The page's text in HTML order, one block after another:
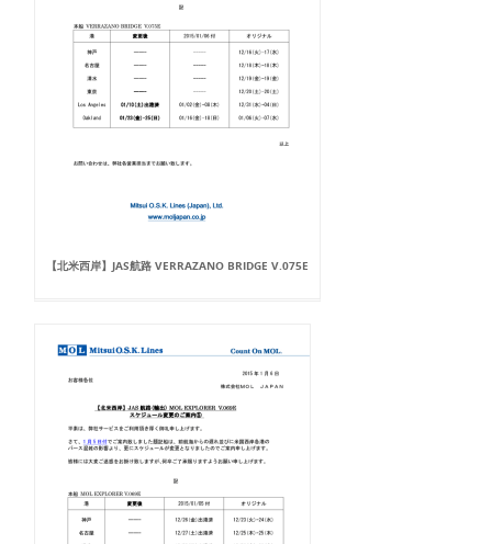
【北米西岸】JAS航路 VERRAZANO BRIDGE V.075E